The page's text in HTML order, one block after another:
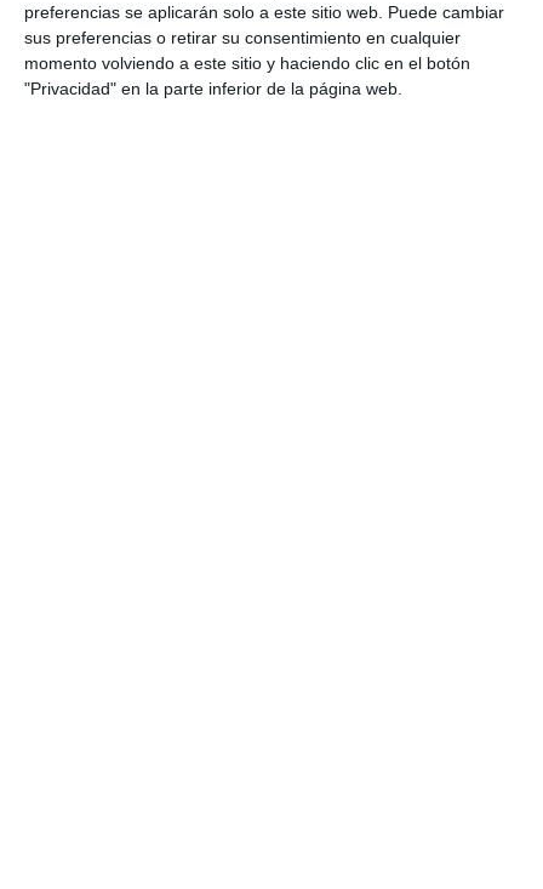
preferencias se aplicarán solo a este sitio web. Puede cambiar
sus preferencias o retirar su consentimiento en cualquier
momento volviendo a este sitio y haciendo clic en el botón
"Privacidad" en la parte inferior de la página web.